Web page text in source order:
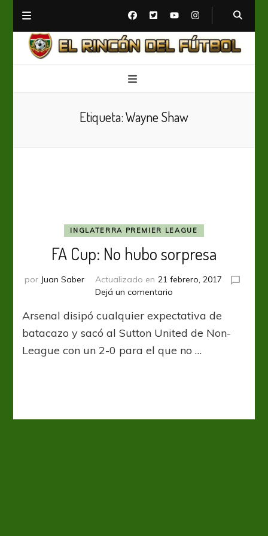
Etiqueta:Wayne Shaw
INGLATERRA PREMIER LEAGUE
FA Cup: No hubo sorpresa
por Juan Saber Actualizado en 21 febrero, 2017
Dejá un comentario
Cup:
No
sorpresa
Arsenal disipó cualquier expectativa de
batacazo y sacó al Sutton United de Non-
League con un 2-0 para el que no …